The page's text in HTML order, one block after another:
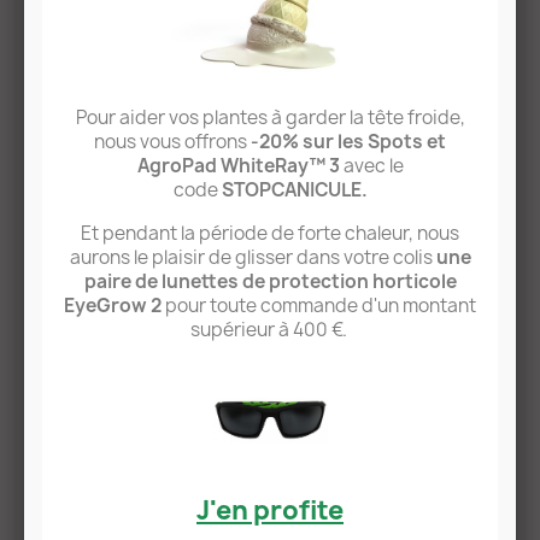
sous forme de bon d'achat valable sur la dernière
génération de panneaux WhiteRay™ à efficacité
L'objectif est simple: vous permettre de remplacer
votre éclairage LED d'ancienne génération par un
modèle plus performant. C'est bon pour la planète,
c'est bon pour votre portefeuille chaque mois... et
votre bon d'achatvalable sur tous les nouveaux
panneaux COB (Spot, AgroPad, AgroPad Pro).
Pour aider vos plantes à garder la tête froide,
nous vous offrons-20% sur les Spots et
AgroPad WhiteRay™ 3avec le
codeSTOPCANICULE.
Et pendant la période de forte chaleur, nous
aurons le plaisir de glisser dans votre colisune
paire de lunettes de protection horticole
EyeGrow 2pour toute commande d'un montant
supérieur à 400 €.
J'en profite